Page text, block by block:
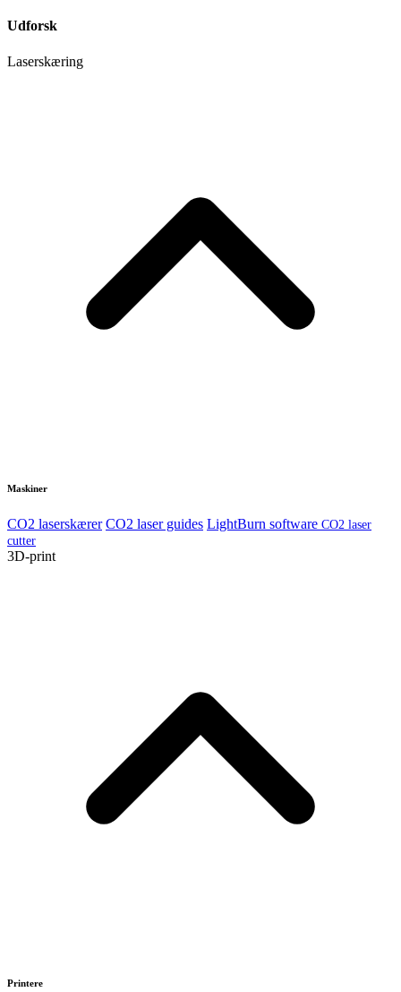
Udforsk
Laserskæring
Maskiner
CO2 laserskærer CO2 laser guides LightBurn software CO2 laser
cutter
3D-print
Printere